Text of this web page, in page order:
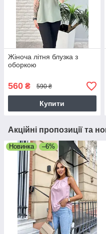
Жіноча літня блузка з
оборкою
560 ₴ 590 ₴
Купити
Акційні пропозиції та
Новинка –6%